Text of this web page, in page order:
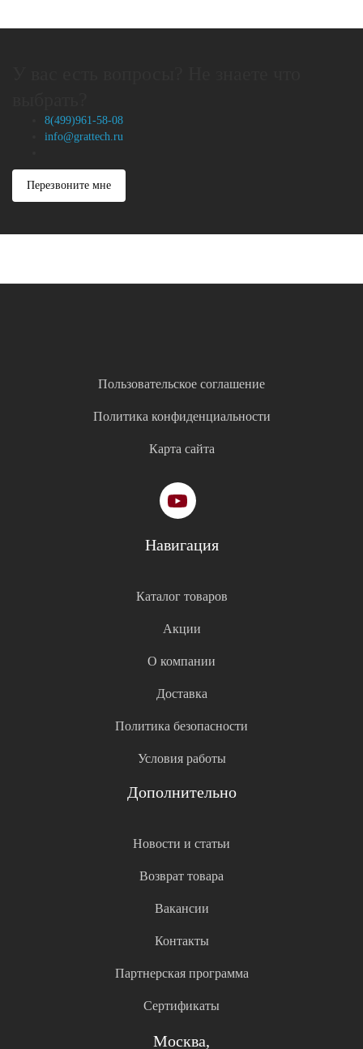
8(499)961-58-08
info@grattech.ru
Перезвоните мне
Пользовательское соглашение
Политика конфиденциальности
Карта сайта
Навигация
Каталог товаров
Акции
О компании
Доставка
Политика безопасности
Условия работы
Дополнительно
Новости и статьи
Возврат товара
Вакансии
Контакты
Партнерская программа
Сертификаты
Москва,